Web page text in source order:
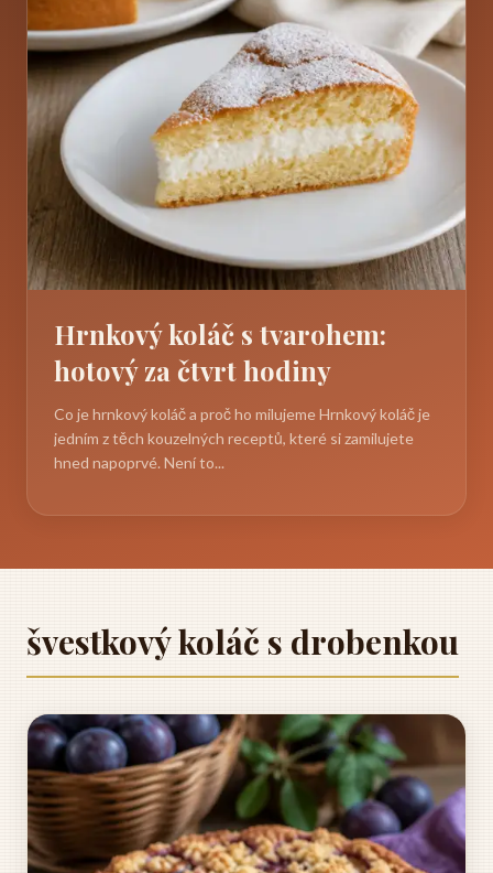
Hrnkový koláč s tvarohem:
hotový za čtvrt hodiny
Co je hrnkový koláč a proč ho milujeme Hrnkový koláč je
jedním z těch kouzelných receptů, které si zamilujete
hned napoprvé. Není to...
švestkový koláč s drobenkou